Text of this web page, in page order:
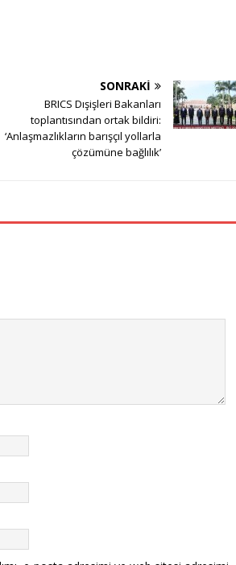
SONRAKI
BRICS Dışişleri Bakanları
toplantısından ortak bildiri:
‘Anlaşmazlıkların barışçıl yollarla
çözümüne bağlılık’